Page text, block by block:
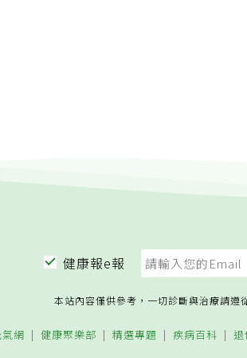
健康報e報
本站內容僅供參考，一切診斷與治療請遵
網 健康聚樂部 精選專題 疾病百科